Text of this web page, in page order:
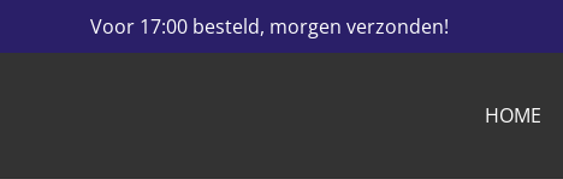
Voor 17:00 besteld, morgen verzonden!
HOME